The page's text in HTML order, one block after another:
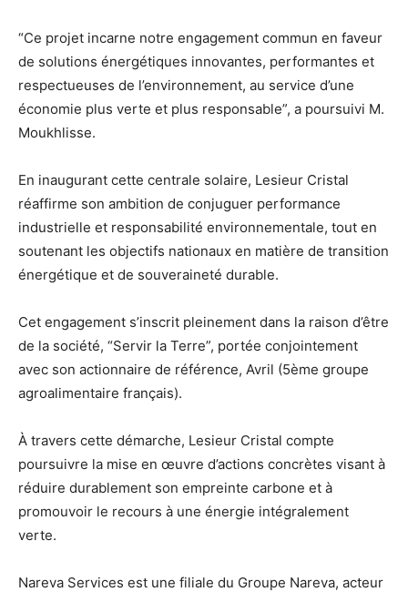
“Ce projet incarne notre engagement commun en faveur
de solutions énergétiques innovantes, performantes et
respectueuses de l’environnement, au service d’une
économie plus verte et plus responsable”, a poursuivi M.
Moukhlisse.
En inaugurant cette centrale solaire, Lesieur Cristal
réaffirme son ambition de conjuguer performance
industrielle et responsabilité environnementale, tout en
soutenant les objectifs nationaux en matière de transition
énergétique et de souveraineté durable.
Cet engagement s’inscrit pleinement dans la raison d’être
de la société, “Servir la Terre”, portée conjointement
avec son actionnaire de référence, Avril (5ème groupe
agroalimentaire français).
À travers cette démarche, Lesieur Cristal compte
poursuivre la mise en œuvre d’actions concrètes visant à
réduire durablement son empreinte carbone et à
promouvoir le recours à une énergie intégralement
verte.
Nareva Services est une filiale du Groupe Nareva, acteur